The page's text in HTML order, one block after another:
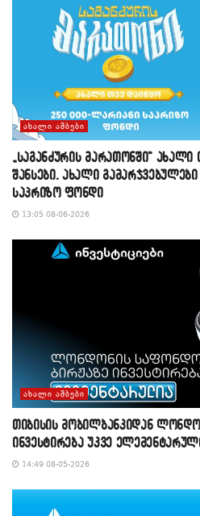
ᲐᲮᲐᲚᲘ ᲐᲛᲑᲔᲑᲘ
„საგანძურის მარათონში“
შანსები, ახალი
საპრიზო ფონდი
13:05 08-06-2026
ᲐᲮᲐᲚᲘ ᲐᲛᲑᲔᲑᲘ
თიბისის მობილბანკიდან
ინვესტირება უკვე
14:49 08-05-2026